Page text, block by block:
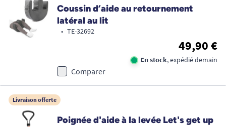
Coussin d’aide au retournement
latéral au lit
• TE-32692
49,90 €
En stock, expédié demain
Comparer
Livraison offerte
Poignée d'aide à la levée Let's get up